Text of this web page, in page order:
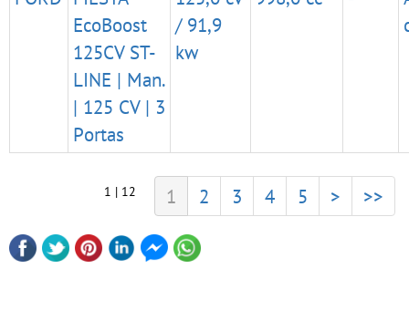
EcoBoost
125CV ST-
LINE | Man.
| 125 CV | 3
Portas
/ 91,9
kw
1 | 12 1 2 3 4 5 > >>